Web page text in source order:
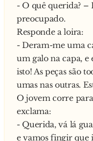
- O quê querida? –
preocupado.
Responde a loira:
- Deram-me uma
um galo na capa, e
isto! As peças são
umas nas outras.
O jovem corre
exclama:
- Querida, vá lá
e vamos fingir que